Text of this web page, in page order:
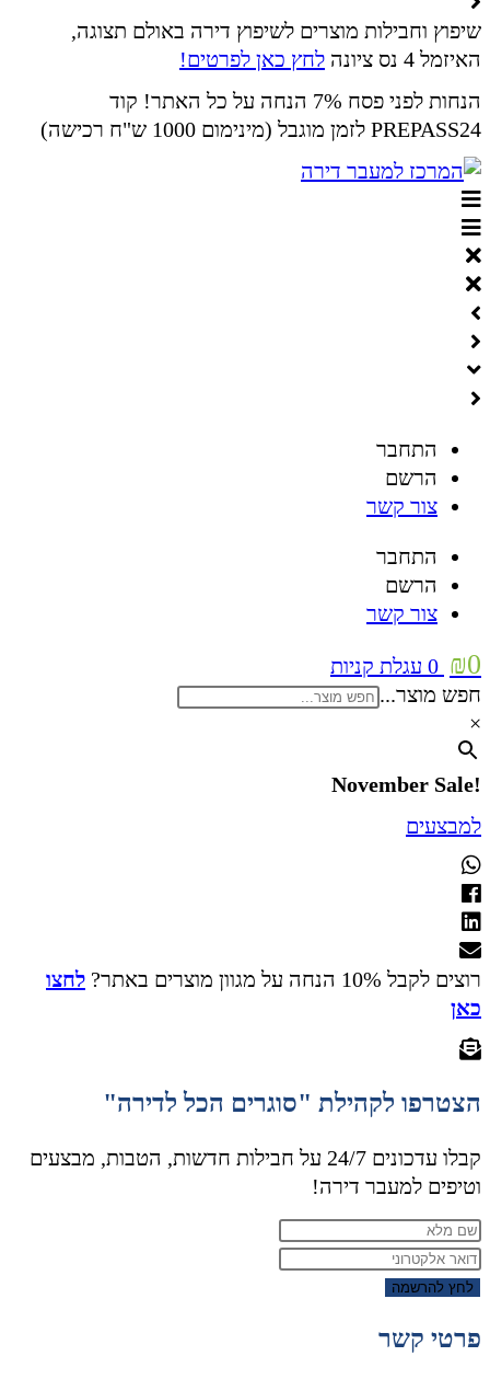
שיפוץ וחבילות מוצרים לשיפוץ דירה באולם תצוגה,
האיזמל 4 נס ציונה
לחץ כאן לפרטים!
הנחות לפני פסח 7% הנחה על כל האתר! קוד
PREPASS24 לזמן מוגבל (מינימום 1000 ש"ח רכישה)
התחבר
הרשם
צור קשר
התחבר
הרשם
צור קשר
₪0
0 עגלת קניות
חפש מוצר...
×
!November Sale
למבצעים
רוצים לקבל 10% הנחה על מגוון מוצרים באתר?
לחצו
כאן
הצטרפו לקהילת "סוגרים הכל לדירה"
קבלו עדכונים 24/7 על חבילות חדשות, הטבות, מבצעים
וטיפים למעבר דירה!
לחץ להרשמה
פרטי קשר